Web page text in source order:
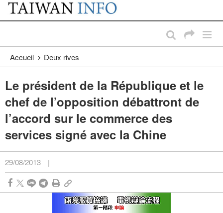
Passer au contenu principal
:::
Accueil Deux rives
Le président de la République et le
chef de l’opposition débattront de
l’accord sur le commerce des
services signé avec la Chine
29/08/2013 |